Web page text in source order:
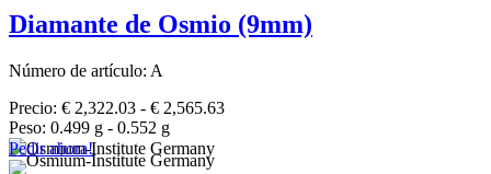
Diamante de Osmio (9mm)
Número de artículo: A
Precio: € 2,322.03 - € 2,565.63
Peso: 0.499 g - 0.552 g
Pedir ahora!